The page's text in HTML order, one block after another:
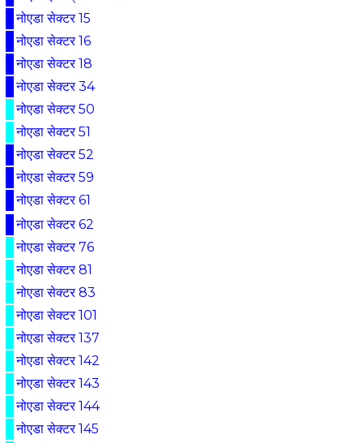
नोएडा सेक्टर 15
नोएडा सेक्टर 16
नोएडा सेक्टर 18
नोएडा सेक्टर 34
नोएडा सेक्टर 50
नोएडा सेक्टर 51
नोएडा सेक्टर 52
नोएडा सेक्टर 59
नोएडा सेक्टर 61
नोएडा सेक्टर 62
नोएडा सेक्टर 76
नोएडा सेक्टर 81
नोएडा सेक्टर 83
नोएडा सेक्टर 101
नोएडा सेक्टर 137
नोएडा सेक्टर 142
नोएडा सेक्टर 143
नोएडा सेक्टर 144
नोएडा सेक्टर 145